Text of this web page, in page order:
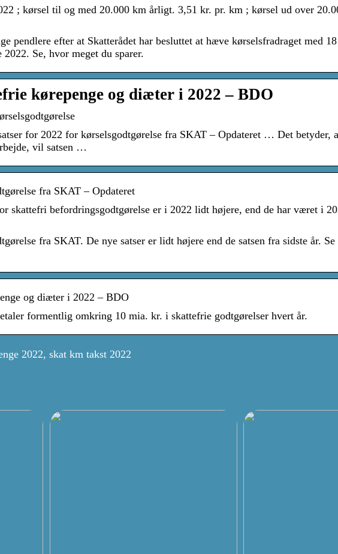
; kørsel til og med 20.000 km årligt. 3,51 kr. pr. km ; kørsel ud over
pendlere efter at Skatterådet har besluttet at hæve kørselsfradraget med
Se, hvor meget du sparer.
kørepenge og diæter i 2022 – BDO
for 2022 for kørselsgodtgørelse fra SKAT – Opdateret … Det betyder,
vil satsen …
fra SKAT – Opdateret
skattefri befordringsgodtgørelse er i 2022 lidt højere, end de har været i
fra SKAT. De nye satser er lidt højere end de satsen fra sidste år. Se
og diæter i 2022 – BDO
formentlig omkring 10 mia. kr. i skattefrie godtgørelser hvert år.
2022, skat km takst 2022